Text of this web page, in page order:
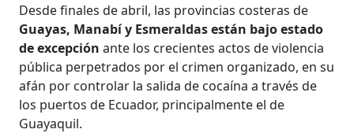
Desde finales de abril, las provincias costeras de
Guayas, Manabí y Esmeraldas están bajo estado
de excepción ante los crecientes actos de violencia
pública perpetrados por el crimen organizado, en su
afán por controlar la salida de cocaína a través de
los puertos de Ecuador, principalmente el de
Guayaquil.